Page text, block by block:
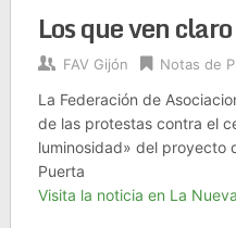
Los que ven
FAV Gijón Notas de
La Federación de
de las protestas contra el
luminosidad» del proyecto
Puerta
Visita la noticia en La